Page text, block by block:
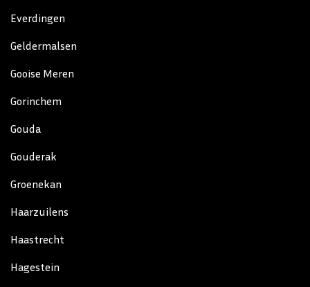
Everdingen
Geldermalsen
Gooise Meren
Gorinchem
Gouda
Gouderak
Groenekan
Haarzuilens
Haastrecht
Hagestein